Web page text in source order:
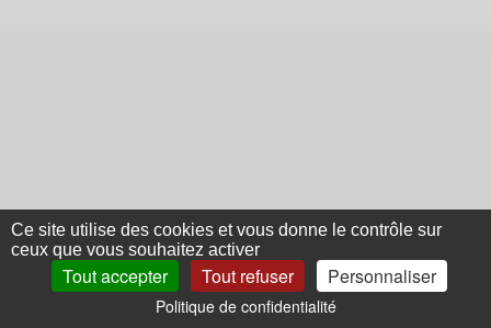
Ce site utilise des cookies et vous donne le contrôle sur
ceux que vous souhaitez activer
Tout accepter Tout refuser Personnaliser
Politique de confidentialité